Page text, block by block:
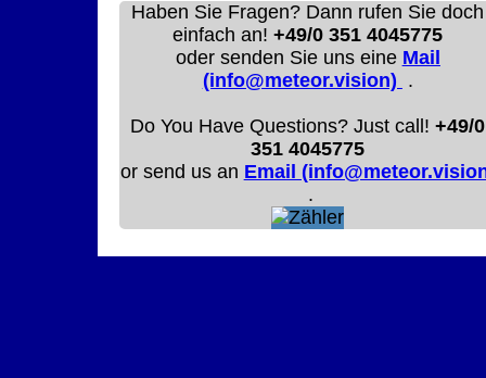
Haben Sie Fragen? Dann rufen Sie doch
einfach an!+49/0 351 4045775
oder senden Sie uns eine Mail
(info@meteor.vision) .
Do You Have Questions? Just call!+49/0
351 4045775
or send us an Email
.